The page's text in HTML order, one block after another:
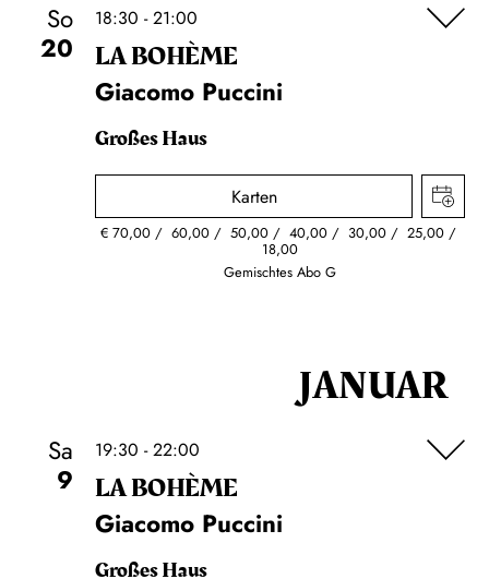
So
20
18:30 - 21:00
LA BOHÈME
Giacomo Puccini
Großes Haus
Karten
€ 70,00 60,00 50,00 40,00 30,00 25,00
18,00
Gemischtes Abo G
JANUAR
Sa
9
19:30 - 22:00
LA BOHÈME
Giacomo Puccini
Großes Haus